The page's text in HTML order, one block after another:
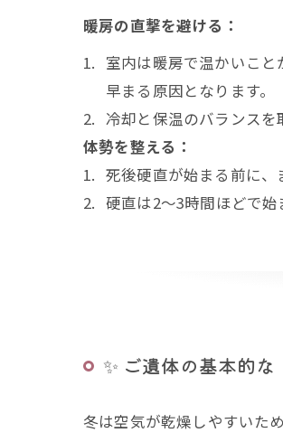
暖房の直撃を避ける：
室内は暖房で温かいこ
早まる原因となります。
冷却と保温のバランスを
体勢を整える：
死後硬直が始まる前に、
硬直は2～3時間ほどで始
✨ ご遺体の基本的な
冬は空気が乾燥しやすいた